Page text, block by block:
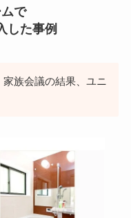
で
した事例
族会議の結果、ユニ